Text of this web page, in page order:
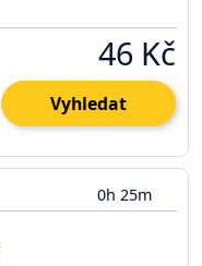
46 Kč
Vyhledat
0h 25m